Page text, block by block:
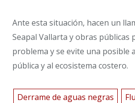
Ante esta situación, hacen un
Seapal Vallarta y obras públicas
problema y se evite una posible
pública y al ecosistema costero.
Derrame de aguas negras